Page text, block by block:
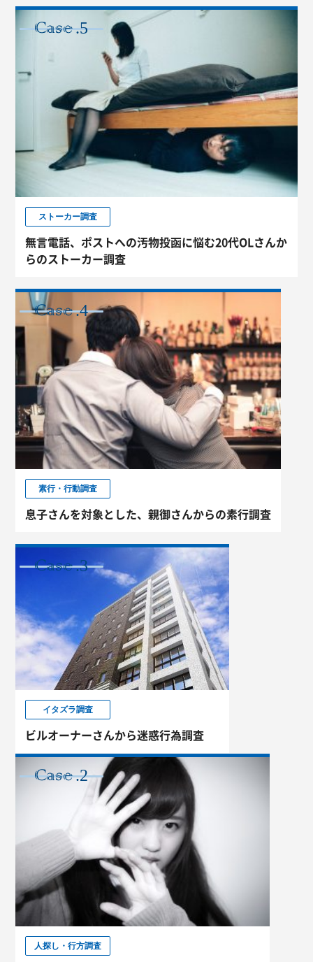
CASE
.5
ストーカー調査
無言電話、ポストへの汚物投函に悩む20代OLさんか
らのストーカー調査
CASE
.4
素行・行動調査
息子さんを対象とした、親御さんからの素行調査
CASE
.3
イタズラ調査
ビルオーナーさんから迷惑行為調査
CASE
.2
人探し・行方調査